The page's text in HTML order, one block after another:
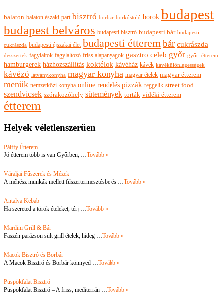
balaton balaton északi-part bisztró borbár borkóstoló borok budapest
budapest belváros budapesti bisztró budapesti bár budapesti
cukrászda budapesti éjszakai élet budapesti étterembár cukrászda
desszertek fagylaltok fagylaltozó friss alapanyagok gasztro celeb győr győri étterem
hamburgerek házhozszállítás koktélok kávéház kávék kávékülönlegességek
kávézó látványkonyha magyar konyha magyar ételek magyar étterem
menük nemzetközi konyha online rendelés pizzák reggelik street food
szendvicsek szórakozóhely sütemények torták vidéki étterem
étterem
Helyek véletlenszerűen
Pálffy Étterem
Jó étterem több is van Győrben, …Tovább »
Váraljai Fűszerek és Mézek
A méhész munkák mellett fűszertermesztésbe és …Tovább »
Antalya Kebab
Ha szereted a török ételeket, térj …Tovább »
Mardini Grill & Bár
Faszén parázson sült grill ételek, hideg …Tovább »
Macok Bisztró és Borbár
A Macok Bisztró és Borbár könnyed …Tovább »
Püspökfalat Bisztró
Püspökfalat Bisztró – A friss, mediterrán …Tovább »